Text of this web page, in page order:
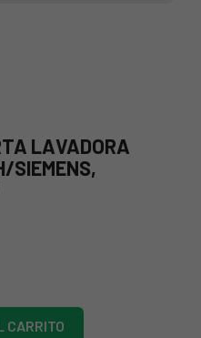
LAVADORA
SIEMENS,
CARRITO